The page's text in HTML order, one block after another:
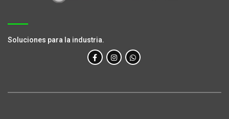
Soluciones para la industria.